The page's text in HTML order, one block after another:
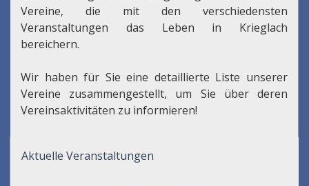
Vereine, die mit den verschiedensten
Veranstaltungen das Leben in Krieglach
bereichern.
Wir haben für Sie eine detaillierte Liste unserer
Vereine zusammengestellt, um Sie über deren
Vereinsaktivitäten zu informieren!
Aktuelle Veranstaltungen